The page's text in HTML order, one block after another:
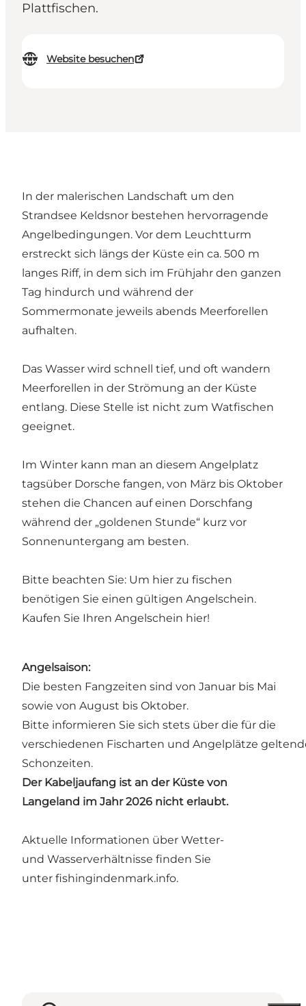
Plattfischen.
Website besuchen
In der malerischen Landschaft um den
Strandsee Keldsnor bestehen hervorragende
Angelbedingungen. Vor dem Leuchtturm
erstreckt sich längs der Küste ein ca. 500 m
langes Riff, in dem sich im Frühjahr den ganzen
Tag hindurch und während der
Sommermonate jeweils abends Meerforellen
aufhalten.
Das Wasser wird schnell tief, und oft wandern
Meerforellen in der Strömung an der Küste
entlang. Diese Stelle ist nicht zum Watfischen
geeignet.
Im Winter kann man an diesem Angelplatz
tagsüber Dorsche fangen, von März bis Oktober
stehen die Chancen auf einen Dorschfang
während der „goldenen Stunde“ kurz vor
Sonnenuntergang am besten.
Bitte beachten Sie: Um hier zu fischen
benötigen Sie einen gültigen Angelschein.
Kaufen Sie Ihren Angelschein hier!
Angelsaison:
Die besten Fangzeiten sind von Januar bis Mai
sowie von August bis Oktober.
Bitte informieren Sie sich stets über die für die
verschiedenen Fischarten und Angelplätze
Schonzeiten.
Der Kabeljaufang ist an der Küste von
Langeland im Jahr 2026 nicht erlaubt.
Aktuelle Informationen über Wetter-
und Wasserverhältnisse finden Sie
unter fishingindenmark.info.